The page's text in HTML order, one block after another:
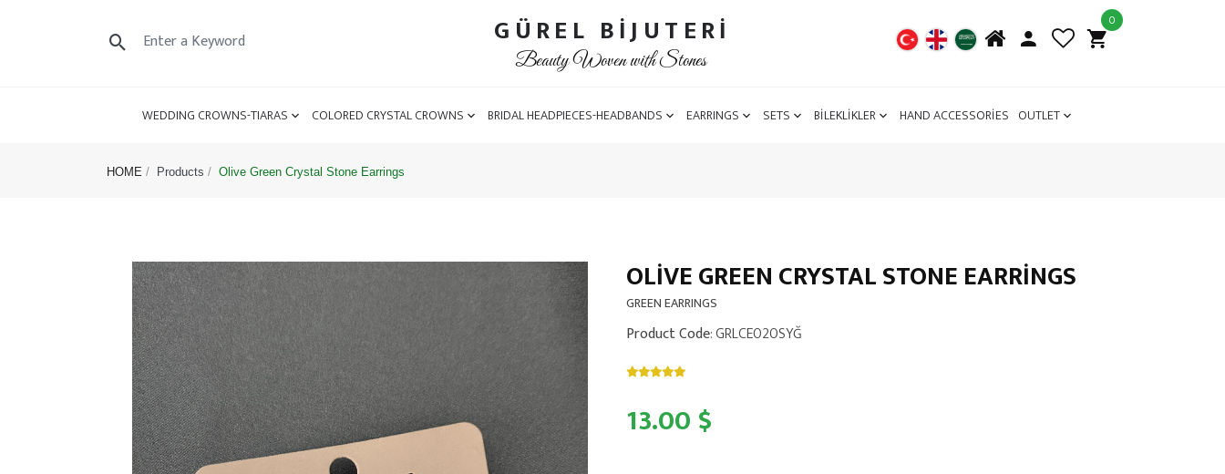
GÜREL BİJUTERİ
Beauty Woven with Stones
0
WEDDING CROWNS-TIARAS COLORED CRYSTAL CROWNS BRIDAL HEADPIECES-HEADBANDS EARRINGS SETS BİLEKLİKLER HAND ACCESSORİES OUTLET
HOME Products Olive Green Crystal Stone Earrings
OLIVE GREEN CRYSTAL STONE EARRINGS
GREEN EARRINGS
Product Code: GRLCE020SYĞ
13.00 $